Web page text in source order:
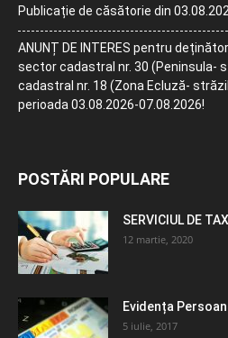
Publicație de căsătorie din
ANUNȚ DE INTERES pentru
sector cadastral nr. 30 (Peninsula-
cadastral nr. 18 (Zona Ecluză-
perioada 03.08.2026-07.08.2026!
POSTĂRI POPULARE
SERVICIUL DE
12 martie, 2020
Evidența
5 iulie, 2017